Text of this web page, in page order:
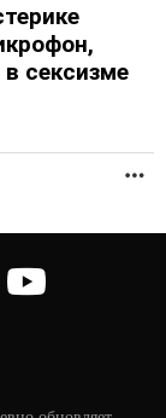
сексизме
youtube